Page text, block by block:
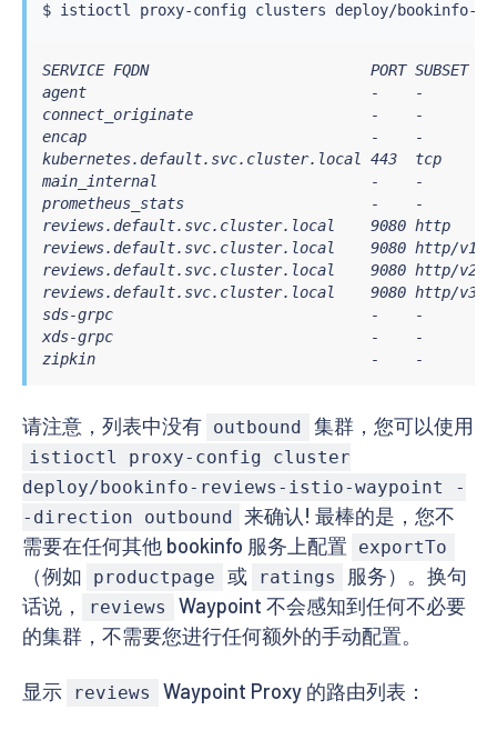
$ istioctl
SERVICE FQDN                         PORT SUBSET
agent                                -    -       -
connect_originate                    -    -       -
encap                                -    -       -
kubernetes.default.svc.cluster.local 443  tcp
main_internal                        -    -       -
prometheus_stats                     -    -       -
reviews.default.svc.cluster.local    9080 http
reviews.default.svc.cluster.local    9080 http/v1
reviews.default.svc.cluster.local    9080 http/v2
reviews.default.svc.cluster.local    9080 http/v3
sds-grpc                             -    -       -
xds-grpc                             -    -       -
zipkin                               -    -       -
请注意，列表中没有 outbound 集群，您可以使用
istioctl proxy-config cluster
deploy/bookinfo-reviews-istio-waypoint -
-direction outbound 来确认! 最棒的是，您不
需要在任何其他 bookinfo 服务上配置
exportTo
（例如 productpage 或 ratings
服务）。换句
话说，
reviews
Waypoint 不会感知到任何不必要
的集群，不需要您进行任何额外的手动配置。
显示 reviews Waypoint Proxy 的路由列表：